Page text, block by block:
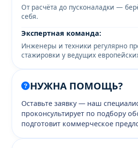
От расчёта до пусконаладки —
себя.
Экспертная команда:
Инженеры и техники регулярно
стажировки у ведущих
НУЖНА ПОМОЩЬ?
Оставьте заявку — наш
проконсультирует по подбору
подготовит коммерческое